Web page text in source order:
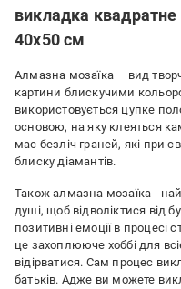
викладка
40х50 см
Алмазна мозаїка – вид
картини блискучими
використовується цупке
основою, на яку клеяться
має безліч граней, які при
блиску діамантів.
Також алмазна мозаїка -
душі, щоб відволіктися від
позитивні емоції в процесі
це захоплююче хоббі для
відірватися. Сам процес
батьків. Адже ви можете